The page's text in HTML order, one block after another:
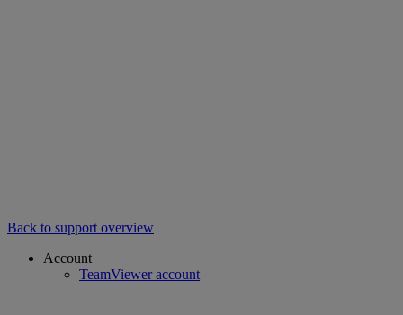
Back to support overview
Account
TeamViewer account